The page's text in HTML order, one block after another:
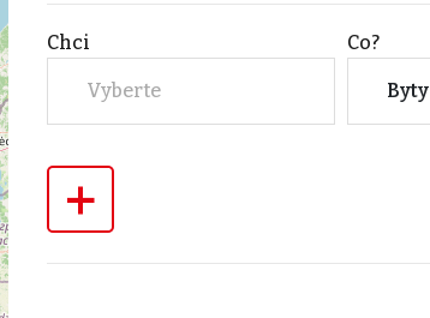
Chci
Vyberte
Co?
Byty
+